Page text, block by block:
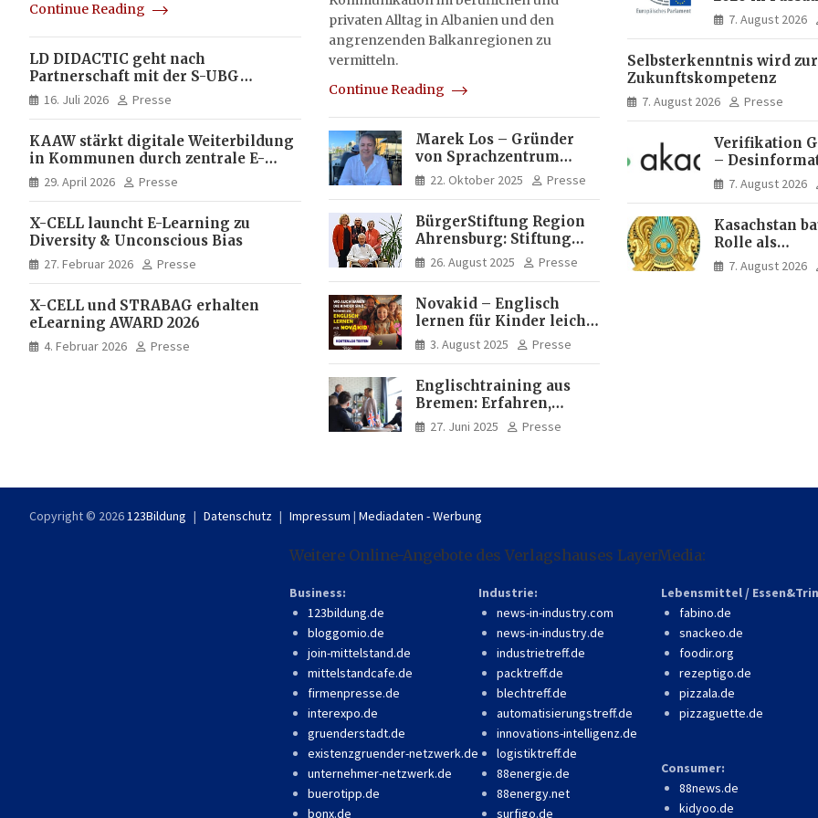
Continue Reading
LD DIDACTIC geht nach
Partnerschaft mit der S-UBG
vollständig in Unternehmerhand
16. Juli 2026 Presse
KAAW stärkt digitale Weiterbildung
in Kommunen durch zentrale E-
Learning Plattform von X-CELL
29. April 2026 Presse
X-CELL launcht E-Learning zu
Diversity & Unconscious Bias
27. Februar 2026 Presse
X-CELL und STRABAG erhalten
eLearning AWARD 2026
4. Februar 2026 Presse
privaten Alltag in Albanien und den
angrenzenden Balkanregionen zu
vermitteln.
Continue Reading
Marek Los – Gründer
von Sprachzentrum
Moose, Moose Casa
Italia und Apartamento
Experte für Bildung und
Investitionen in
Brasilien
22. Oktober 2025 Presse
BürgerStiftung Region
Ahrensburg: Stiftung
Dietrich+Gudrun Maaß
fördert
Frauen
26. August 2025 Presse
Novakid – Englisch
lernen für Kinder leicht
gemacht
3. August 2025 Presse
Englischtraining aus
Bremen: Erfahren,
professionell, online
zugänglich
27. Juni 2025 Presse
Menschen
Ideen für
7. August 2026
Selbsterkenntnis wird zur
Zukunftskompetenz
7. August 2026 Presse
Verifikation
–
Fake News,
Inhalte | dpa-
7. August 2026
Kasachstan
Rolle als
zwischen
7. August 2026
Copyright © 2026123Bildung Datenschutz Impressum | Mediadaten - Werbung
Weitere Online-Angebote des Verlagshauses LayerMedia:
Business:
123bildung.de
bloggomio.de
join-mittelstand.de
mittelstandcafe.de
firmenpresse.de
interexpo.de
gruenderstadt.de
existenzgruender-netzwerk.de
unternehmer-netzwerk.de
buerotipp.de
bonx.de
Industrie:
news-in-industry.com
news-in-industry.de
industrietreff.de
packtreff.de
blechtreff.de
automatisierungstreff.de
innovations-intelligenz.de
logistiktreff.de
88energie.de
88energy.net
surfigo.de
Lebensmittel /
fabino.de
snackeo.de
foodir.org
rezeptigo.de
pizzala.de
pizzaguette.de
Consumer:
88news.de
kidyoo.de